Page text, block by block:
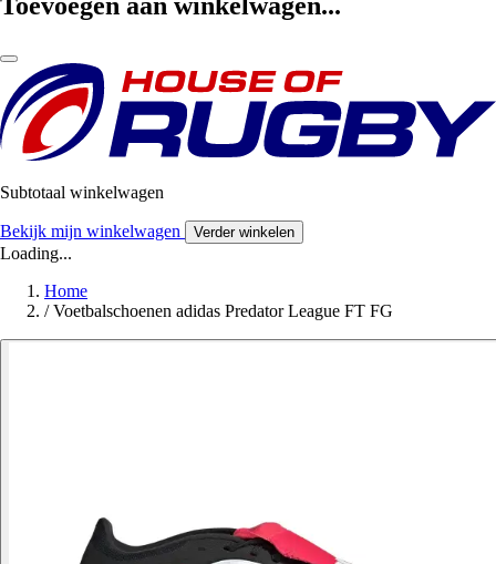
Subtotaal winkelwagen
Bekijk mijn winkelwagen Verder winkelen
Loading...
Home
/ Voetbalschoenen adidas Predator League FT FG